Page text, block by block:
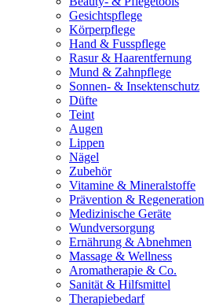
Gesichtspflege
Körperpflege
Hand & Fusspflege
Rasur & Haarentfernung
Mund & Zahnpflege
Sonnen- & Insektenschutz
Düfte
Teint
Augen
Lippen
Nägel
Zubehör
Vitamine & Mineralstoffe
Prävention & Regeneration
Medizinische Geräte
Wundversorgung
Ernährung & Abnehmen
Massage & Wellness
Aromatherapie & Co.
Sanität & Hilfsmittel
Therapiebedarf